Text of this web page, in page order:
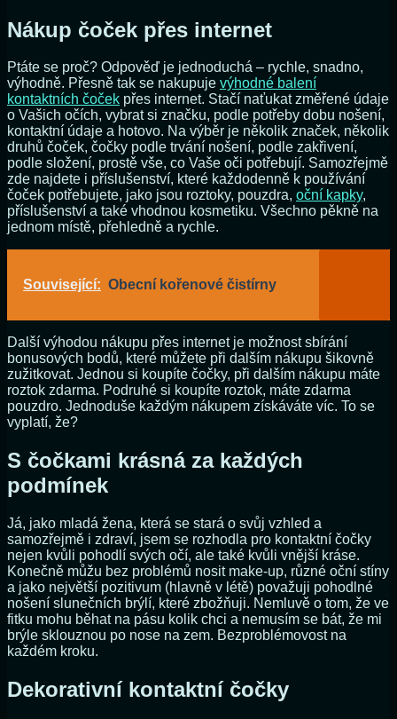
Nákup čoček přes internet
Ptáte se proč? Odpověď je jednoduchá – rychle, snadno,
výhodně. Přesně tak se nakupuje výhodné balení
kontaktních čoček přes internet. Stačí naťukat změřené údaje
o Vašich očích, vybrat si značku, podle potřeby dobu nošení,
kontaktní údaje a hotovo. Na výběr je několik značek, několik
druhů čoček, čočky podle trvání nošení, podle zakřivení,
podle složení, prostě vše, co Vaše oči potřebují. Samozřejmě
zde najdete i příslušenství, které každodenně k používání
čoček potřebujete, jako jsou roztoky, pouzdra, oční kapky,
příslušenství a také vhodnou kosmetiku. Všechno pěkně na
jednom místě, přehledně a rychle.
Související: Obecní kořenové čistírny
Další výhodou nákupu přes internet je možnost sbírání
bonusových bodů, které můžete při dalším nákupu šikovně
zužitkovat. Jednou si koupíte čočky, při dalším nákupu máte
roztok zdarma. Podruhé si koupíte roztok, máte zdarma
pouzdro. Jednoduše každým nákupem získáváte víc. To se
vyplatí, že?
S čočkami krásná za každých
podmínek
Já, jako mladá žena, která se stará o svůj vzhled a
samozřejmě i zdraví, jsem se rozhodla pro kontaktní čočky
nejen kvůli pohodlí svých očí, ale také kvůli vnější kráse.
Konečně můžu bez problémů nosit make-up, různé oční stíny
a jako největší pozitivum (hlavně v létě) považuji pohodlné
nošení slunečních brýlí, které zbožňuji. Nemluvě o tom, že ve
fitku mohu běhat na pásu kolik chci a nemusím se bát, že mi
brýle sklouznou po nose na zem. Bezproblémovost na
každém kroku.
Dekorativní kontaktní čočky